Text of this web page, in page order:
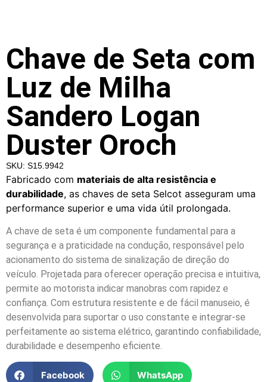
Chave de Seta com
Luz de Milha
Sandero Logan
Duster Oroch
SKU: S15.9942
Fabricado com materiais de alta resistência e
durabilidade, as chaves de seta Selcot asseguram uma
performance superior e uma vida útil prolongada.
A chave de seta é um componente fundamental para a
segurança e a praticidade na condução, responsável pelo
acionamento do sistema de sinalização de direção do
veículo. Projetada para oferecer operação precisa e intuitiva,
permite ao motorista indicar manobras com rapidez e
confiança. Com estrutura resistente e de fácil manuseio, é
desenvolvida para suportar o uso constante e integrar-se
perfeitamente ao sistema elétrico, garantindo confiabilidade,
durabilidade e desempenho eficiente.
Facebook WhatsApp